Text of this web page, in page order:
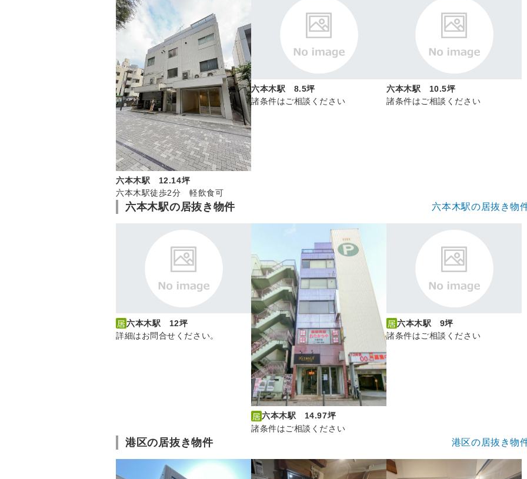
六本木駅 12.14坪
六本木駅徒歩2分 軽飲食可
六本木駅 8.5坪
諸条件はご相談ください
六本木駅 10.5坪
諸条件はご相談ください
六本木駅の居抜き物件 六本木駅の居抜き物
六本木駅 12坪
詳細はお問合せください。
六本木駅 14.97坪
諸条件はご相談ください
六本木駅 9坪
諸条件はご相談ください
港区の居抜き物件 港区の居抜き物